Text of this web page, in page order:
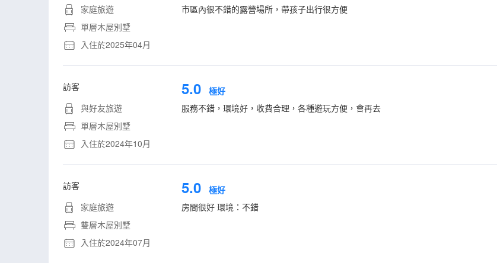
家庭旅遊
單層木屋別墅
入住於2025年04月
市區內很不錯的露營場所，帶孩子出行很方便
訪客
與好友旅遊
單層木屋別墅
入住於2024年10月
5.0 極好
服務不錯，環境好，收費合理，各種遊玩方便，會再去
訪客
家庭旅遊
雙層木屋別墅
入住於2024年07月
5.0 極好
房間很好 環境：不錯